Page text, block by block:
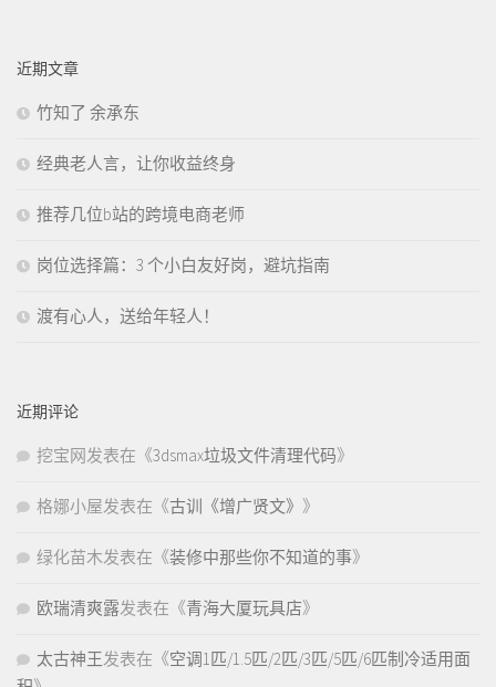
近期文章
竹知了 余承东
经典老人言，让你收益终身
推荐几位b站的跨境电商老师
岗位选择篇：3 个小白友好岗，避坑指南
渡有心人，送给年轻人！
近期评论
挖宝网发表在《3dsmax垃圾文件清理代码》
格娜小屋发表在《古训《增广贤文》 》
绿化苗木发表在《装修中那些你不知道的事》
欧瑞清爽露发表在《青海大厦玩具店》
太古神王发表在《空调1匹/1.5匹/2匹/3匹/5匹/6匹制冷适用面